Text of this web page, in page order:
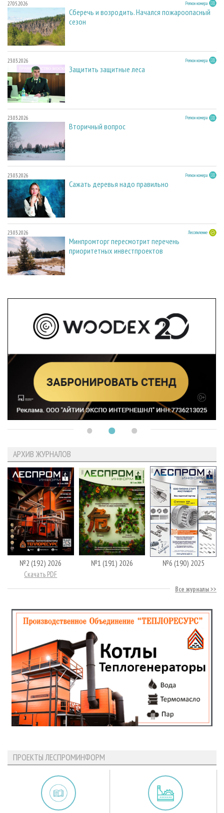
27.05.2026 Регион номера
Сберечь и возродить. Начался пожароопасный
сезон
23.03.2026 Регион номера
Защитить защитные леса
23.03.2026 Регион номера
Вторичный вопрос
23.03.2026 Регион номера
Сажать деревья надо правильно
23.03.2026 Лесопиление
Минпромторг пересмотрит перечень
приоритетных инвестпроектов
АРХИВ ЖУРНАЛОВ
№2 (192) 2026
Скачать PDF
№1 (191) 2026 №6 (190) 2025
Все журналы
ПРОЕКТЫ ЛЕСПРОМИНФОРМ